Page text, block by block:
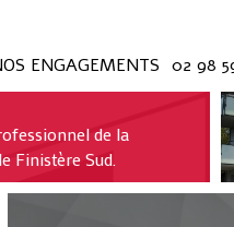
ENGAGEMENTS 02 98
de la
Finistère Sud.